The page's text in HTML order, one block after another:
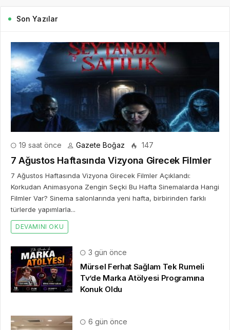
Son Yazılar
19 saat önce Gazete Boğaz 147
7 Ağustos Haftasında Vizyona Girecek Filmler
7 Ağustos Haftasında Vizyona Girecek Filmler Açıklandı:
Korkudan Animasyona Zengin Seçki Bu Hafta Sinemalarda Hangi
Filmler Var? Sinema salonlarında yeni hafta, birbirinden farklı
türlerde yapımlarla...
DEVAMINI OKU
3 gün önce
Mürsel Ferhat Sağlam Tek Rumeli
Tv’de Marka Atölyesi Programına
Konuk Oldu
6 gün önce